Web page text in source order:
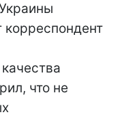
корреспондент
что не